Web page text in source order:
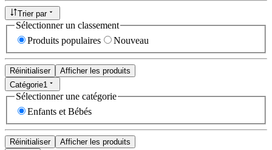
Trier par
Sélectionner un classement
Produits populaires
Nouveau
Réinitialiser
Afficher les produits
Catégorie1
Sélectionner une catégorie
Enfants et Bébés
Réinitialiser
Afficher les produits